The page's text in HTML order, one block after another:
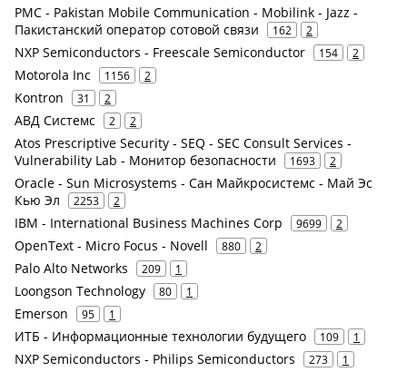
PMC - Pakistan Mobile Communication - Mobilink - Jazz -
Пакистанский оператор сотовой связи
162 2
NXP Semiconductors - Freescale Semiconductor 154 2
Motorola Inc 1156 2
Kontron 31 2
АВД Системс 2 2
Atos Prescriptive Security - SEQ - SEC Consult Services -
Vulnerability Lab - Монитор безопасности
1693 2
Oracle - Sun Microsystems - Сан Майкросистемс - Май Эс
Кью Эл
2253 2
IBM - International Business Machines Corp 9699 2
OpenText - Micro Focus - Novell 880 2
Palo Alto Networks 209 1
Loongson Technology 80 1
Emerson 95 1
ИТБ - Информационные технологии будущего 109 1
NXP Semiconductors - Philips Semiconductors 273 1